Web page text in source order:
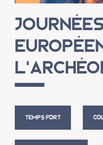
JOURNÉES
TEMPS FORT